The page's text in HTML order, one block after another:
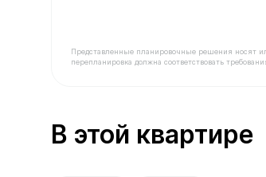
Представленные планировочные решения носят
перепланировка должна соответствовать
В этой квартире